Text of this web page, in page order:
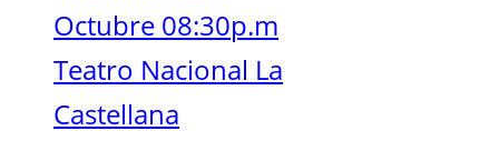
Octubre 08:30p.m
Teatro Nacional La
Castellana